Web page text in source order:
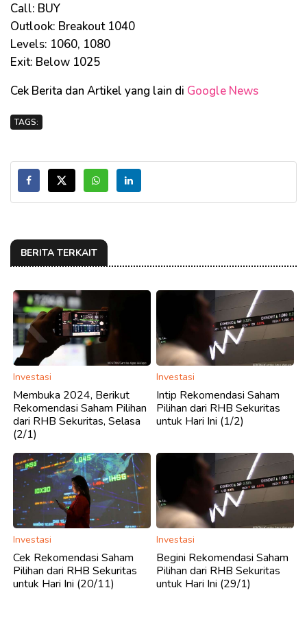
Call: BUY
Outlook: Breakout 1040
Levels: 1060, 1080
Exit: Below 1025
Cek Berita dan Artikel yang lain di Google News
TAGS:
BERITA TERKAIT
Investasi
Membuka 2024, Berikut
Rekomendasi Saham Pilihan
dari RHB Sekuritas, Selasa
(2/1)
Investasi
Intip Rekomendasi Saham
Pilihan dari RHB Sekuritas
untuk Hari Ini (1/2)
Investasi
Cek Rekomendasi Saham
Pilihan dari RHB Sekuritas
untuk Hari Ini (20/11)
Investasi
Begini Rekomendasi Saham
Pilihan dari RHB Sekuritas
untuk Hari Ini (29/1)